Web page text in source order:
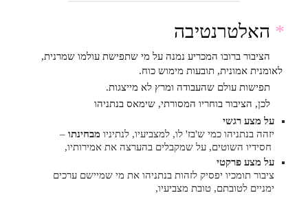
* האלטרנטיבה
הציבור ברובו המכריע נמנה על מי שתפישת עולמו שמרנית,
לאומנית אמונית, תובעות מימוש כוח.
תפישות עולם שהעבודה ומרץ לא מייצגות.
לכן, הציבור בוחריו המסורתי, שימאס בנתניהו
על מצע רגשי
יזהה בנתניהו כמי ש'בז' לו, למצביעיו, לנתיניו מבחינתו –
חסידיו השוטים, על שמקבלים בהערצה את אמירותיו,
על מצע פרקטי
ציבור תומכיו יפסיק לזהות בנתניהו את מי שמיישם ערכים
ימניים לטובתם, טובת מצביעיו,